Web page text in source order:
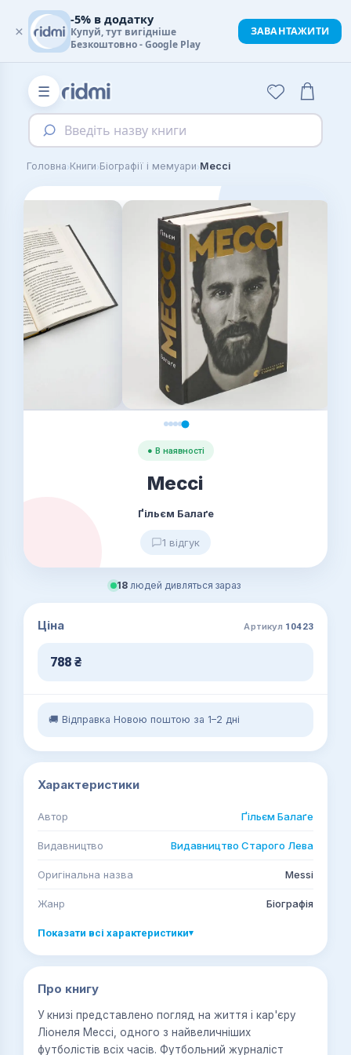
☰
Введіть назву книги
Головна›Книги›Біографії і мемуари›Мессі
● В наявності
Мессі
Ґільєм Балаґе
1 відгук
18 людей дивляться зараз
Ціна Артикул 10423
788 ₴
🚚 Відправка Новою поштою за 1–2 дні
Характеристики
Автор Ґільєм Балаґе
Видавництво Видавництво Старого Лева
Оригінальна назва Messi
Жанр Біографія
Показати всі характеристики▾
Про книгу
У книзі представлено погляд на життя і кар'єру
Ліонеля Мессі, одного з найвеличніших
футболістів всіх часів. Футбольний журналіст
×
-5% в додатку
Купуй, тут вигідніше
Безкоштовно - Google Play
ЗАВАНТАЖИТИ